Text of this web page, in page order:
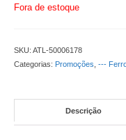
Fora de estoque
SKU: ATL-50006178
Categorias: Promoções ---
Descrição